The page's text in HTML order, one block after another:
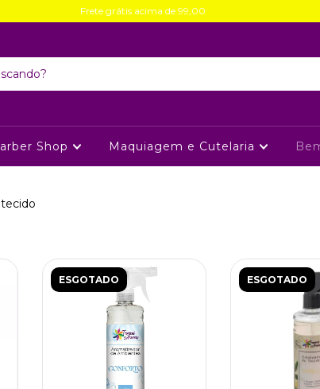
Frete grátis acima de 99,00
Shop Maquiagem e Cutelaria
ESGOTADO ESGOTADO